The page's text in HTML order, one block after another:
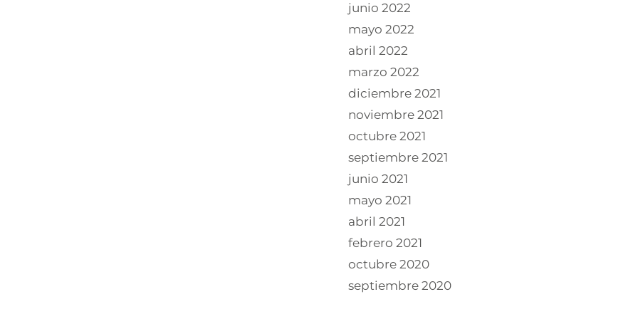
junio 2022
mayo 2022
abril 2022
marzo 2022
diciembre 2021
noviembre 2021
octubre 2021
septiembre 2021
junio 2021
mayo 2021
abril 2021
febrero 2021
octubre 2020
septiembre 2020